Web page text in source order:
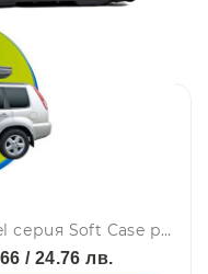
Покривало за автобокс Kegel серия Soft Case размер XL черно 205-230сm
/ 24.76 лв.